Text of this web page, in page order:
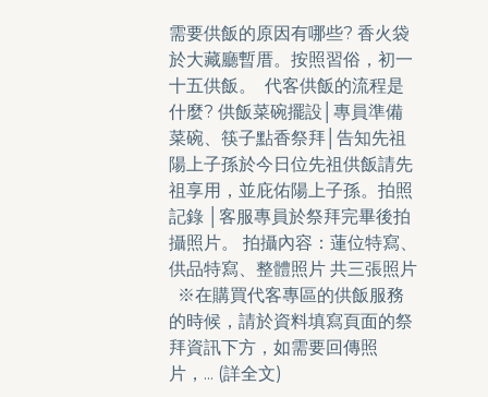
需要供飯的原因有哪些? 香火袋
於大藏廳暫厝。按照習俗，初一
十五供飯。 代客供飯的流程是
什麼? 供飯菜碗擺設│專員準備
菜碗、筷子點香祭拜│告知先祖
陽上子孫於今日位先祖供飯請先
祖享用，並庇佑陽上子孫。拍照
記錄 │客服專員於祭拜完畢後拍
攝照片。 拍攝內容：蓮位特寫、
供品特寫、整體照片 共三張照片
※在購買代客專區的供飯服務
的時候，請於資料填寫頁面的祭
拜資訊下方，如需要回傳照
片，... (詳全文)